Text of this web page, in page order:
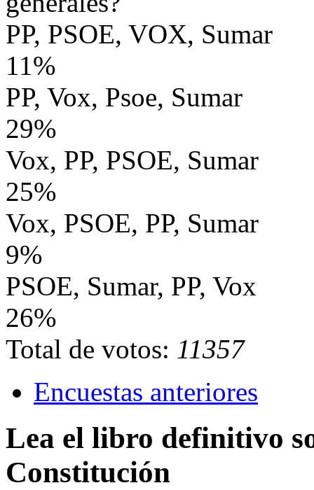
PP, PSOE, VOX, Sumar
11%
PP, Vox, Psoe, Sumar
29%
Vox, PP, PSOE, Sumar
25%
Vox, PSOE, PP, Sumar
9%
PSOE, Sumar, PP, Vox
26%
Total de votos: 11357
Encuestas anteriores
Lea el libro definitivo
Constitución